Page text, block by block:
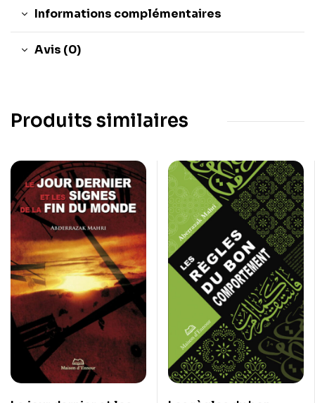
Informations complémentaires
Avis (0)
Produits similaires